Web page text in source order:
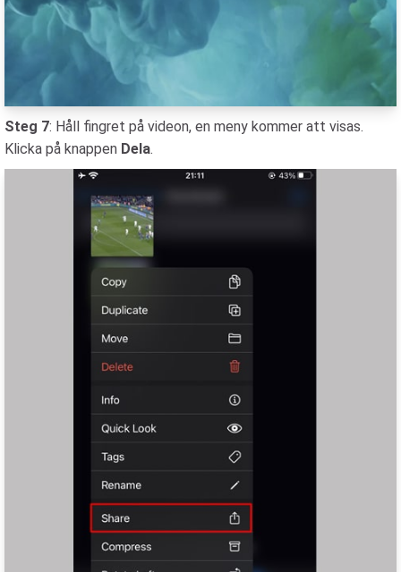
Steg 7: Håll fingret på videon, en meny kommer att visas.
Klicka på knappen Dela.